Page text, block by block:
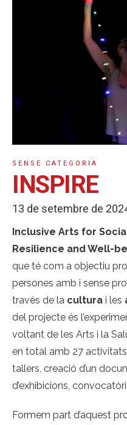
SENSE CATEGORIA
INSPIRE
13 de setembre de
Inclusive Arts for
Resilience and Well-
que té com a objectiu
persones amb i sense
través de la cultura i les
del projecte és
voltant de les Arts i la
en total amb 27
tallers, creació d’un
d’exhibicions,
Formem part d’aquest